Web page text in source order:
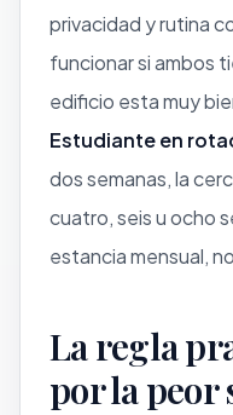
privacidad y rutina
funcionar si ambos
edificio esta muy
Estudiante en
dos semanas, la
cuatro, seis u ocho
estancia mensual,
La regla
por la peor